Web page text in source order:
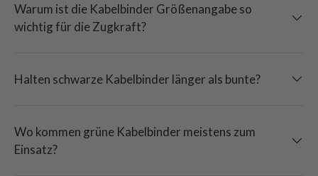
Warum ist die Kabelbinder Größenangabe so
wichtig für die Zugkraft?
Halten schwarze Kabelbinder länger als bunte?
Wo kommen grüne Kabelbinder meistens zum
Einsatz?